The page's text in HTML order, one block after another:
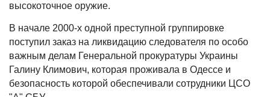
высокоточное оружие.
В начале 2000-х одной преступной группировке
поступил заказ на ликвидацию следователя по особо
важным делам Генеральной прокуратуры Украины
Галину Климович, которая проживала в Одессе и
безопасность которой обеспечивали сотрудники ЦСО